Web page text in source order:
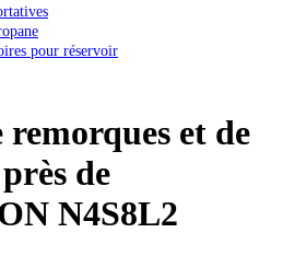
pour réservoir
et de
de
N4S8L2